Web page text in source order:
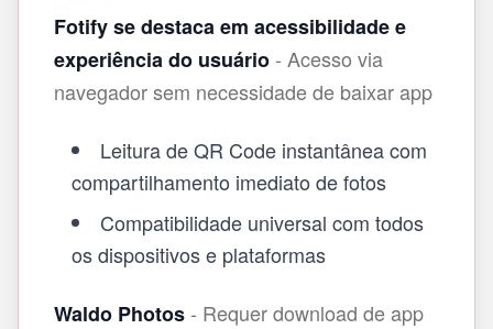
Fotify se destaca em acessibilidade e
experiência do usuário- Acesso via
navegador sem necessidade de baixar app
Leitura de QR Code instantânea com
compartilhamento imediato de fotos
Compatibilidade universal com todos
os dispositivos e plataformas
Waldo Photos- Requer download de app